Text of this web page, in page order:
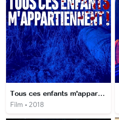
Tous ces enfants m'appartiennent
Film • 2018